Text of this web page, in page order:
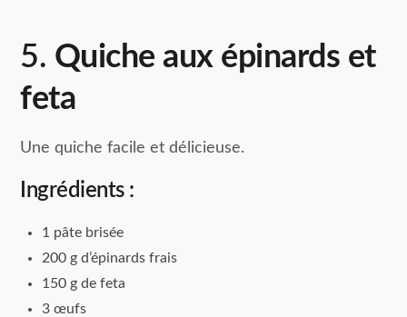
5. Quiche aux épinards et
feta
Une quiche facile et délicieuse.
Ingrédients :
1 pâte brisée
200 g d’épinards frais
150 g de feta
3 œufs